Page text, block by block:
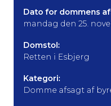
Dato for dommens
mandag den 25.
Domstol:
Retten i Esbjerg
Kategori:
Domme afsagt af